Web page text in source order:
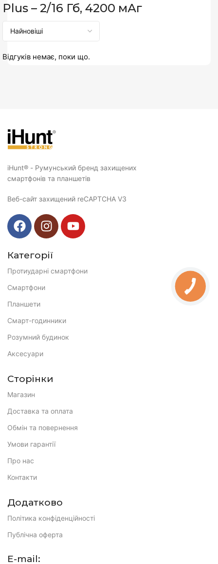
Plus – 2/16 Гб, 4200 мАг
Відгуків немає, поки що.
iHunt® - Румунський бренд захищених
смартфонів та планшетів
Веб-сайт захищений reCAPTCHA V3
Категорії
Протиударні смартфони
Смартфони
Планшети
Смарт-годинники
Розумний будинок
Аксесуари
Сторінки
Магазин
Доставка та оплата
Обмін та повернення
Умови гарантії
Про нас
Контакти
Додатково
Політика конфіденційності
Публічна оферта
E-mail: